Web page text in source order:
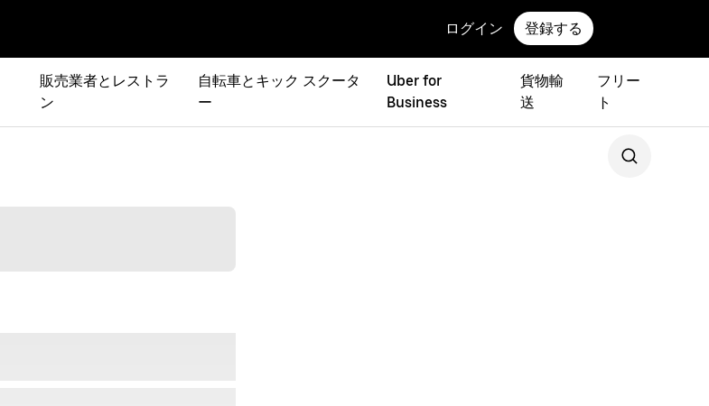
ログイン 登録する
販売業者とレストラ
ン
自転車とキック スクータ
ー
Uber for
Business
貨物輸
送
フリー
ト